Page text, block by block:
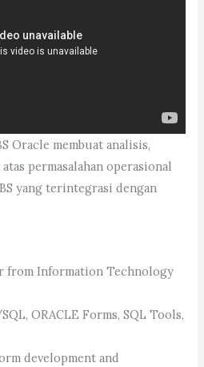
Oracle membuat analisis,
permasalahan operasional
yang terintegrasi dengan
from Information Technology
ORACLE Forms, SQL Tools,
development and